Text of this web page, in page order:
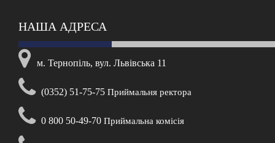
НАША АДРЕСА
м. Тернопіль, вул. Львівська 11
(0352) 51-75-75 Приймальня ректора
0 800 50-49-70 Приймальна комісія